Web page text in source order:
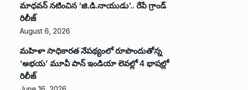
మాధవన్ నటించిన ‘జి.డి.నాయుడు’.. రేపే గ్రాండ్
రిలీజ్
August 6, 2026
మహిళా సాధికారత నేపథ్యంలో రూపొందుతోన్న
‘అభ‌య‌’ మూవీ పాన్ ఇండియా లెవ‌ల్లో 4 భాష‌ల్లో
రిలీజ్